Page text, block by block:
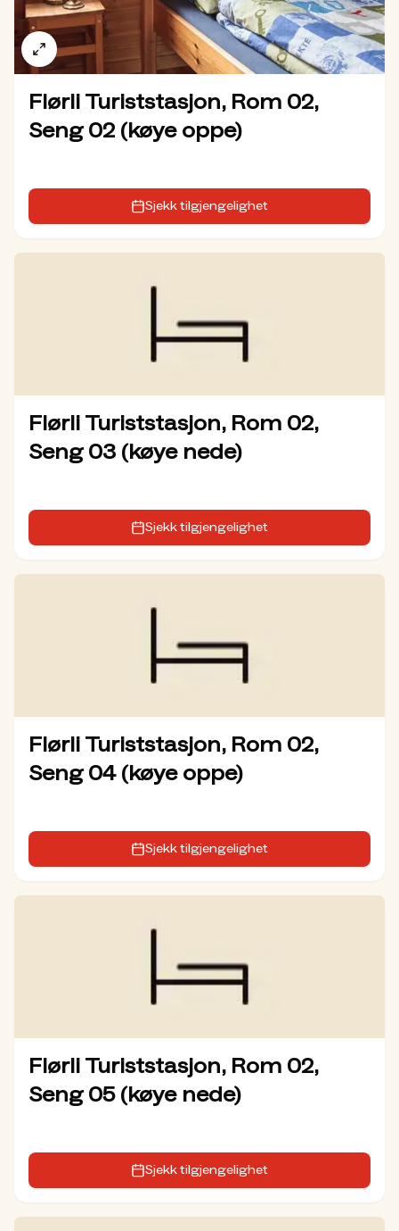
Flørli Turiststasjon, Rom 02,
Seng 02 (køye oppe)
Sjekk tilgjengelighet
Flørli Turiststasjon, Rom 02,
Seng 03 (køye nede)
Sjekk tilgjengelighet
Flørli Turiststasjon, Rom 02,
Seng 04 (køye oppe)
Sjekk tilgjengelighet
Flørli Turiststasjon, Rom 02,
Seng 05 (køye nede)
Sjekk tilgjengelighet